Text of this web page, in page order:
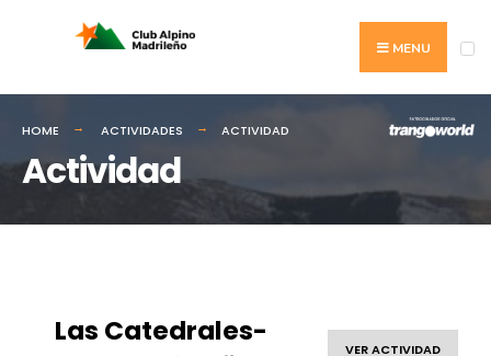
MENU
HOME ACTIVIDADES ACTIVIDAD
Actividad
VER ACTIVIDAD
Las Catedrales-